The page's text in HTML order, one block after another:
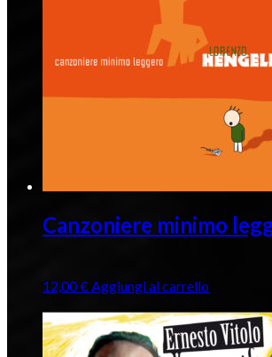
Canzoniere minimo
12,00€ Aggiungi al carrello